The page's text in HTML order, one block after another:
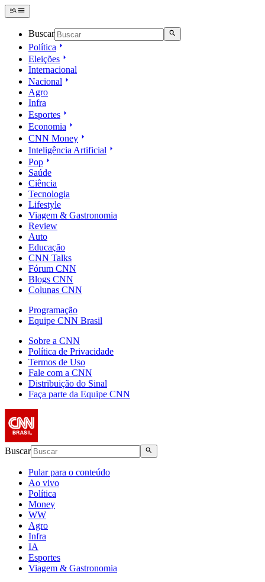
Buscar
Política
Eleições
Internacional
Nacional
Agro
Infra
Esportes
Economia
CNN Money
Inteligência Artificial
Pop
Saúde
Ciência
Tecnologia
Lifestyle
Viagem & Gastronomia
Review
Auto
Educação
CNN Talks
Fórum CNN
Blogs CNN
Colunas CNN
Programação
Equipe CNN Brasil
Sobre a CNN
Política de Privacidade
Termos de Uso
Fale com a CNN
Distribuição do Sinal
Faça parte da Equipe CNN
Buscar
Pular para o conteúdo
Ao vivo
Política
Money
WW
Agro
Infra
IA
Esportes
Viagem & Gastronomia